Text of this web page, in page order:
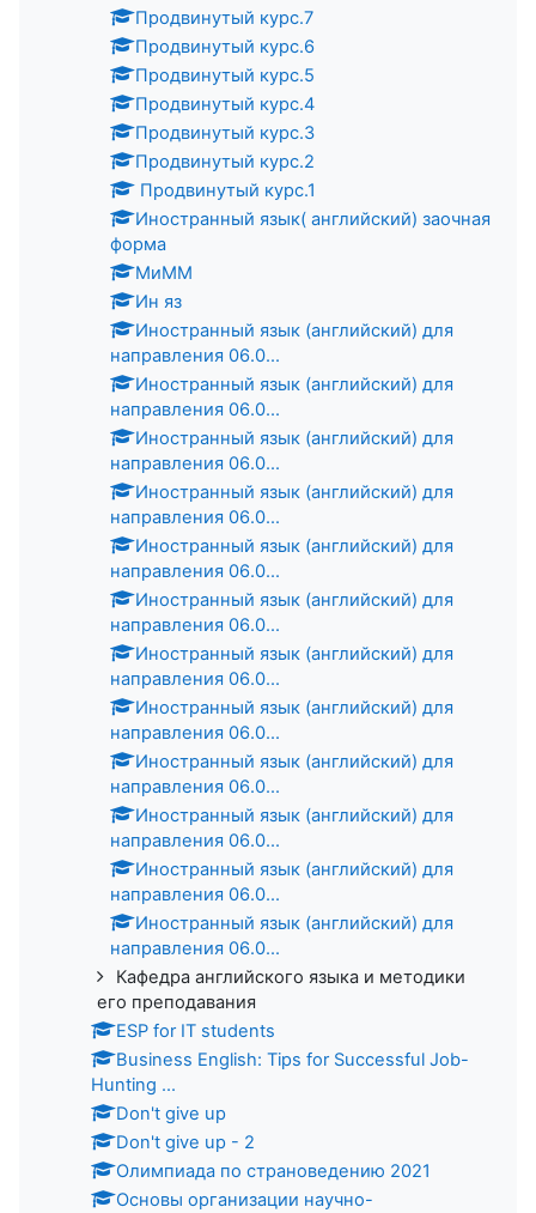
Продвинутый курс.7
Продвинутый курс.6
Продвинутый курс.5
Продвинутый курс.4
Продвинутый курс.3
Продвинутый курс.2
Продвинутый курс.1
Иностранный язык( английский) заочная
форма
МиММ
Ин яз
Иностранный язык (английский) для
направления 06.0...
Иностранный язык (английский) для
направления 06.0...
Иностранный язык (английский) для
направления 06.0...
Иностранный язык (английский) для
направления 06.0...
Иностранный язык (английский) для
направления 06.0...
Иностранный язык (английский) для
направления 06.0...
Иностранный язык (английский) для
направления 06.0...
Иностранный язык (английский) для
направления 06.0...
Иностранный язык (английский) для
направления 06.0...
Иностранный язык (английский) для
направления 06.0...
Иностранный язык (английский) для
направления 06.0...
Иностранный язык (английский) для
направления 06.0...
Кафедра английского языка и методики
его преподавания
ESP for IT students
Business English: Tips for Successful Job-
Hunting ...
Don't give up
Don't give up - 2
Олимпиада по страноведению 2021
Основы организации научно-